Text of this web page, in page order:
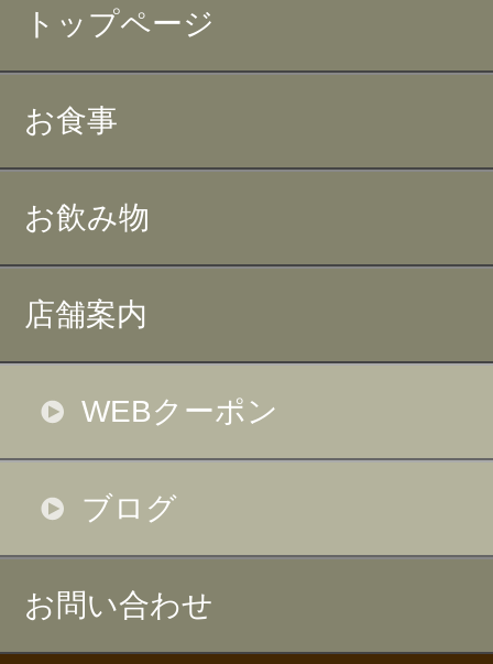
トップページ
お食事
お飲み物
店舗案内
WEBクーポン
ブログ
お問い合わせ